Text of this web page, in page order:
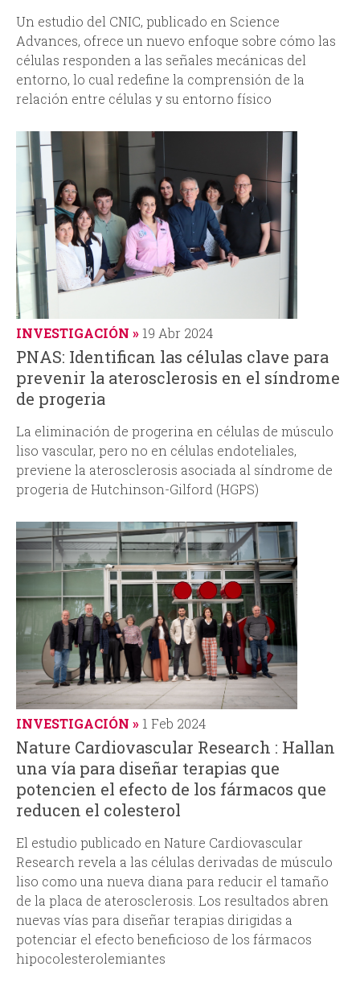
Un estudio del CNIC, publicado en Science
Advances, ofrece un nuevo enfoque sobre cómo las
células responden a las señales mecánicas del
entorno, lo cual redefine la comprensión de la
relación entre células y su entorno físico
INVESTIGACIÓN 19 Abr 2024
PNAS: Identifican las células clave para
prevenir la aterosclerosis en el síndrome
de progeria
La eliminación de progerina en células de músculo
liso vascular, pero no en células endoteliales,
previene la aterosclerosis asociada al síndrome de
progeria de Hutchinson-Gilford (HGPS)
INVESTIGACIÓN 1 Feb 2024
Nature Cardiovascular Research : Hallan
una vía para diseñar terapias que
potencien el efecto de los fármacos que
reducen el colesterol
El estudio publicado enNature Cardiovascular
Researchrevela a las células derivadas de músculo
liso como una nueva diana para reducir el tamaño
de la placa de aterosclerosis. Los resultados abren
nuevas vías para diseñar terapias dirigidas a
potenciar el efecto beneficioso de los fármacos
hipocolesterolemiantes